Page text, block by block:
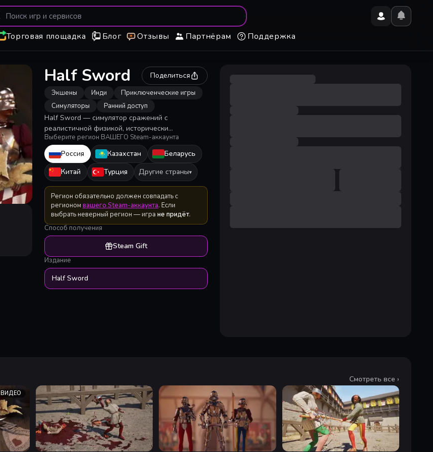
Торговая площадка Блог Отзывы Партнёрам Поддержка
Half Sword Поделиться
Экшены Инди
Приключенческие игры
Симуляторы
Ранний доступ
Half Sword — симулятор сражений с
реалистичной физикой, исторически
достоверными доспехами и оружием XV века.
Мы не боимся показать всю кровавую и
беспощадную жестокость средневековых
сражений.
Выберите регион ВАШЕГО Steam-аккаунта
Россия Казахстан
Беларусь
Китай
Турция Другие страны▾
Регион обязательно должен совпадать с
регионом вашего Steam-аккаунта. Если
выбрать неверный регион — игра не придёт.
Способ получения
Steam Gift
Издание
Half Sword
Смотреть все ›
ВИДЕО